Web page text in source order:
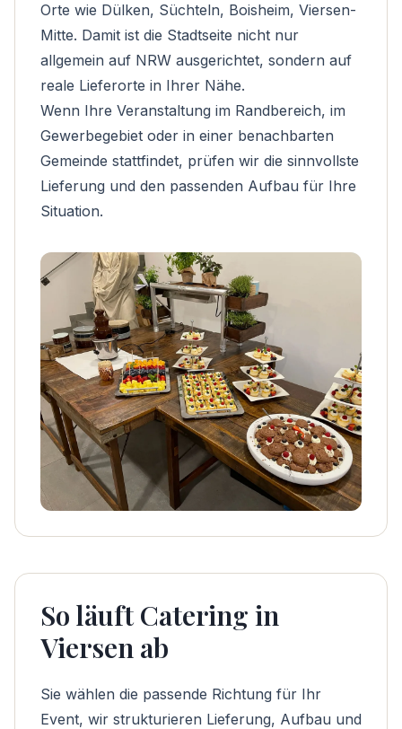
Orte wie Dülken, Süchteln, Boisheim, Viersen-
Mitte. Damit ist die Stadtseite nicht nur
allgemein auf NRW ausgerichtet, sondern auf
reale Lieferorte in Ihrer Nähe.
Wenn Ihre Veranstaltung im Randbereich, im
Gewerbegebiet oder in einer benachbarten
Gemeinde stattfindet, prüfen wir die sinnvollste
Lieferung und den passenden Aufbau für Ihre
Situation.
So läuft Catering in
Viersen ab
Sie wählen die passende Richtung für Ihr
Event, wir strukturieren Lieferung, Aufbau und